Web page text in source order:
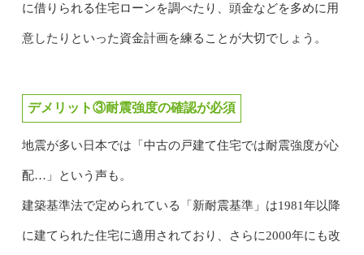
に借りられる住宅ローンを調べたり、頭金などを多めに用
意したりといった資金計画を練ることが大切でしょう。
デメリット③耐震強度の確認が必須
地震が多い日本では「中古の戸建て住宅では耐震強度が心
配…」という声も。
建築基準法で定められている「新耐震基準」は1981年以降
に建てられた住宅に適用されており、さらに2000年にも改